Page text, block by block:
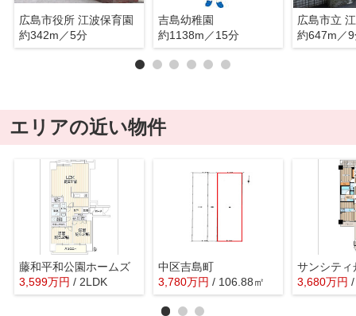
広島市役所 江波保育園
約342m／5分
吉島幼稚園
約1138m／15分
広島市立
約647m／
エリアの近い物件
藤和平和公園ホームズ
3,599万円 / 2LDK
中区吉島町
3,780万円 / 106.88㎡
サンシティ
3,680万円